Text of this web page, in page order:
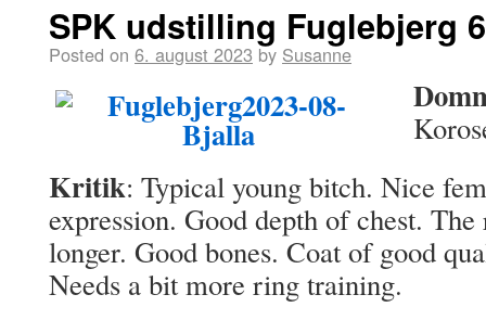
SPK udstilling Fuglebjerg
Posted on 6. august 2023 by Susanne
Kritik: Typical young bitch. Nice
expression. Good depth of chest.
longer. Good bones. Coat of good
Needs a bit more ring training.